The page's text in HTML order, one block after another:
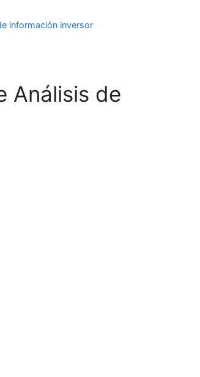
información inversor
Análisis de